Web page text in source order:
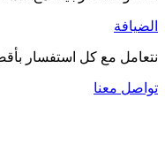
الضيافة
نتعامل مع كل استفسار
تواصل معنا